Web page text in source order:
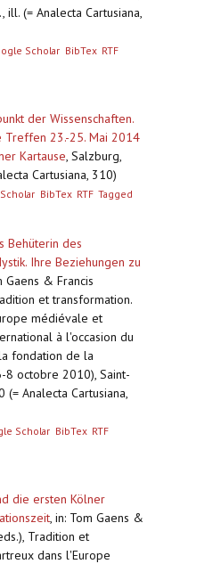
(= Analecta Cartusiana,
Scholar BibTex RTF
der Wissenschaften.
Treffen 23.-25. Mai 2014
Kartause, Salzburg,
Cartusiana, 310)
BibTex RTF Tagged
Behüterin des
Ihre Beziehungen zu
Gaens & Francis
et transformation.
médiévale et
à l'occasion du
fondation de la
8 octobre 2010), Saint-
Analecta Cartusiana,
Scholar BibTex RTF
die ersten Kölner
, in: Tom Gaens &
Tradition et
dans l'Europe